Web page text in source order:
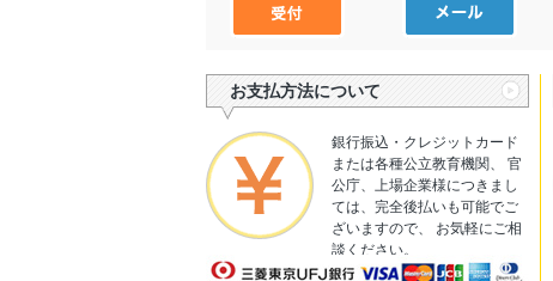
お支払方法について
銀行振込・クレジットカード
または各種公立教育機関、 官
公庁、上場企業様につきまし
ては、完全後払いも可能でご
ざいますので、 お気軽にご相
談ください。